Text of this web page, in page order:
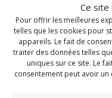
Ce site
Pour offrir les meilleures
telles que les cookies pour
appareils. Le fait de
traiter des données telles
uniques sur ce site. Le
consentement peut avoir
L’incroyable histoire
par Auvergne Rhône
dans la Drôme à
Hauterives (au Palais
PLUS